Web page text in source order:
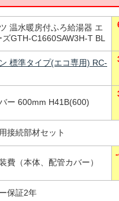
温水暖房付ふろ給湯器 エ
ズGTH-C1660SAW3H-T BL
標準タイプ(エコ専用) RC-
ー 600mm H41B(600)
接続部材セット
費（本体、配管カバー）
保証2年